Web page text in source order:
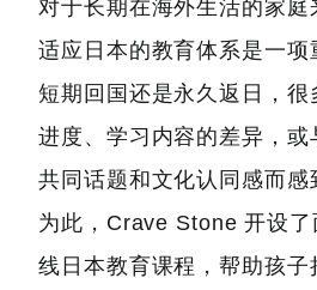
对于长期在海外生活的家庭
适应日本的教育体系是一项
短期回国还是永久返日，很
进度、学习内容的差异，或
共同话题和文化认同感而感
为此，Crave Stone 开设了
线日本教育课程，帮助孩子